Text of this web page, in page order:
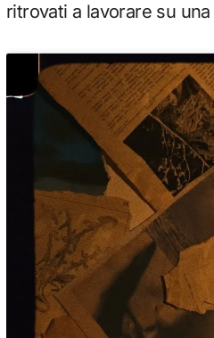
ritrovati a lavorare su